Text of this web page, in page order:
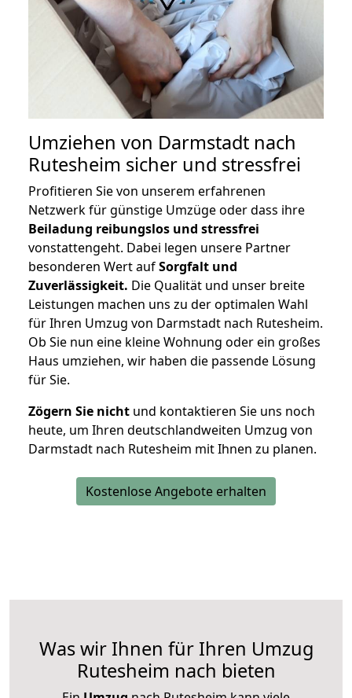
Umziehen von Darmstadt nach
Rutesheim sicher und stressfrei
Profitieren Sie von unserem erfahrenen
Netzwerk für günstige Umzüge oder dass ihre
Beiladung reibungslos und stressfrei
vonstattengeht. Dabei legen unsere Partner
besonderen Wert aufSorgfalt und
Zuverlässigkeit. Die Qualität und unser breite
Leistungen machen uns zu der optimalen Wahl
für Ihren Umzug von Darmstadt nach Rutesheim.
Ob Sie nun eine kleine Wohnung oder ein großes
Haus umziehen, wir haben die passende Lösung
für Sie.
Zögern Sie nicht und kontaktieren Sie uns noch
heute, um Ihren deutschlandweiten Umzug von
Darmstadt nach Rutesheim mit Ihnen zu planen.
Kostenlose Angebote erhalten
Was wir Ihnen für Ihren Umzug
Rutesheim nach bieten